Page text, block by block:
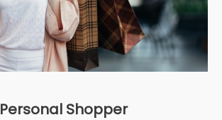
Personal Shopper